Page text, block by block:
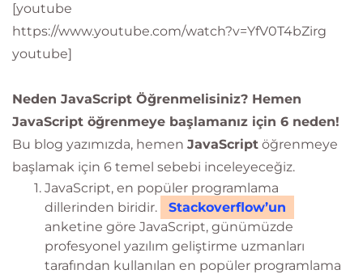
[youtube
https://www.youtube.com/watch?v=YfV0T4bZirg
youtube]
Neden JavaScript Öğrenmelisiniz? Hemen
JavaScript öğrenmeye başlamanız için 6 neden!
Bu blog yazımızda, hemen JavaScript öğrenmeye
başlamak için 6 temel sebebi inceleyeceğiz.
JavaScript, en popüler programlama
dillerinden biridir.
Stackoverflow’un
anketine göre JavaScript, günümüzde
profesyonel yazılım geliştirme uzmanları
tarafından kullanılan en popüler programlama